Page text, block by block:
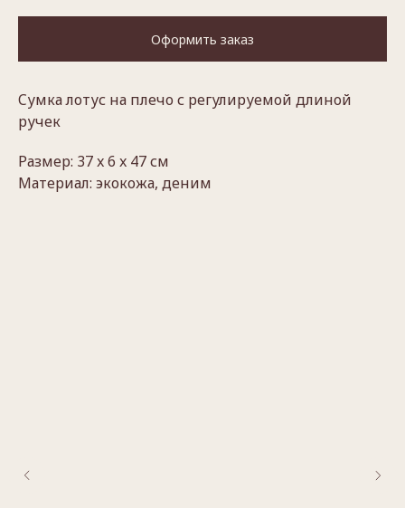
Оформить заказ
Cумка лотус на плечо с регулируемой длиной
ручек
Размер: 37 x 6 x 47 см
Материал: экокожа, деним